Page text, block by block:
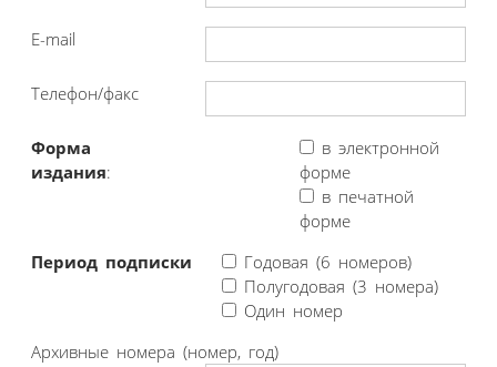
E-mail
Телефон/факс
Форма
издания:
в электронной
форме
в печатной
форме
Период подписки
Годовая (6 номеров)
Полугодовая (3 номера)
Один номер
Архивные номера (номер, год)